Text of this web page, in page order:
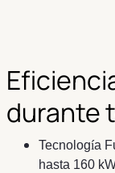
durante
Tecnología
hasta 160